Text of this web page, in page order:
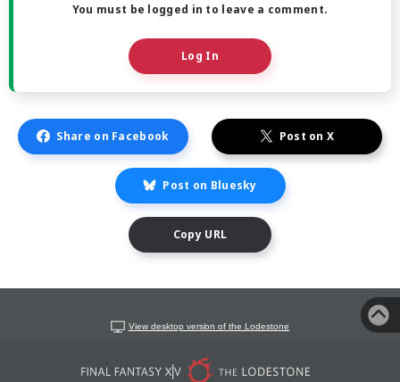
You must be logged in to leave a comment.
Log In
Share on Facebook Post on X
Post on Bluesky
Copy URL
View desktop version of the Lodestone